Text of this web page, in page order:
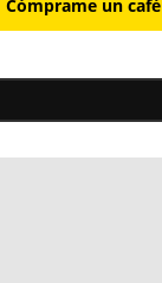
Cómprame un café